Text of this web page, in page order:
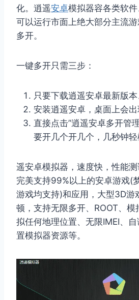
化。逍遥安卓模拟器容各类软
可以运行市面上绝大部分主流
多开。
一键多开只需三步：
只要下载逍遥安卓最新版本
安装逍遥安卓，桌面上会
直接点击”逍遥安卓多开管
要开几个开几个，几秒钟轻
遥安卓模拟器，速度快，性能测
完美支持99%以上的安卓游戏(
游戏均支持)和应用，大型3D游
顿，支持无限多开、ROOT、模
拟任何地理位置、无限IMEI、
置模拟器资源等。